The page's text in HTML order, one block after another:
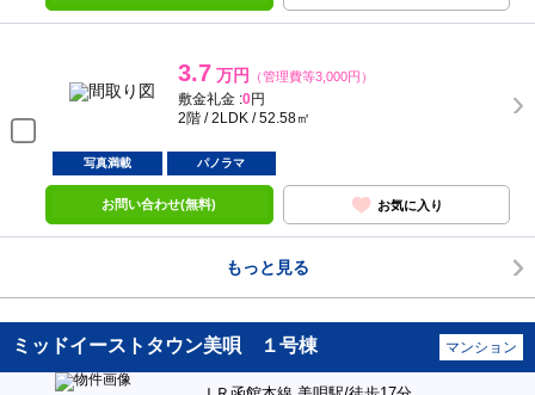
3.7 万円 （管理費等3,000円）
敷金礼金 :0円
2階 / 2LDK / 52.58㎡
写真満載 パノラマ
お問い合わせ(無料) お気に入り
もっと見る
ミッドイーストタウン美唄 １号棟 マンション